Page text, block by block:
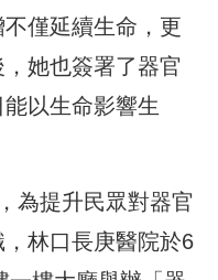
僅延續生命，更
她也簽署了器官
以生命影響生
為提升民眾對器官
林口長庚醫院於6